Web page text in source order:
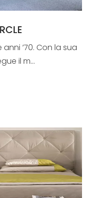
’70. Con la sua
il m...